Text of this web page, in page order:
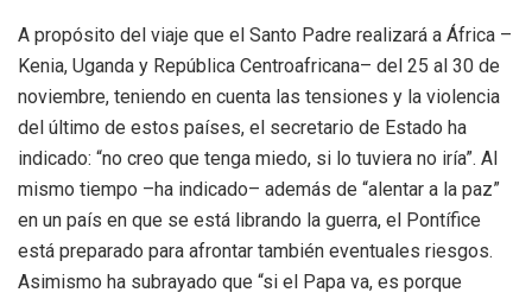
A propósito del viaje que el Santo Padre realizará a África –
Kenia, Uganda y República Centroafricana– del 25 al 30 de
noviembre, teniendo en cuenta las tensiones y la violencia
del último de estos países, el secretario de Estado ha
indicado: “no creo que tenga miedo, si lo tuviera no iría”. Al
mismo tiempo –ha indicado– además de “alentar a la paz”
en un país en que se está librando la guerra, el Pontífice
está preparado para afrontar también eventuales riesgos.
Asimismo ha subrayado que “si el Papa va, es porque